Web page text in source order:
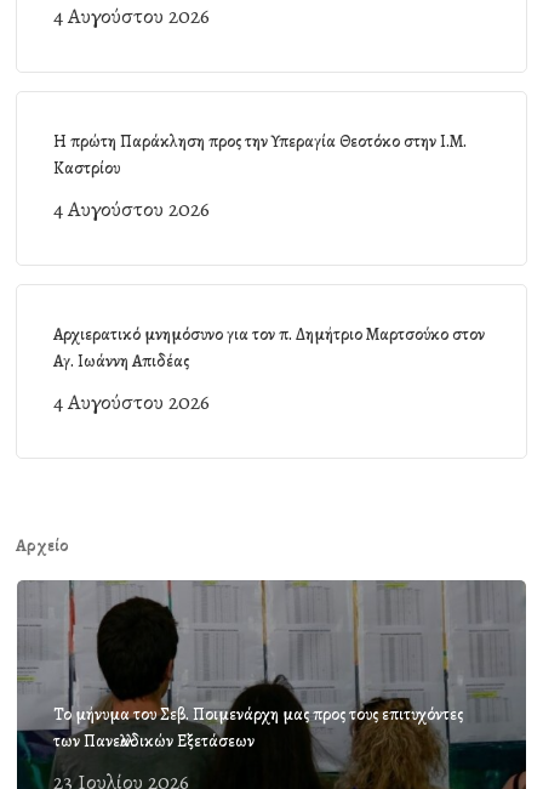
4 Αυγούστου 2026
Η πρώτη Παράκληση προς την Υπεραγία Θεοτόκο στην Ι.Μ.
Καστρίου
4 Αυγούστου 2026
Αρχιερατικό μνημόσυνο για τον π. Δημήτριο Μαρτσούκο στον
Αγ. Ιωάννη Απιδέας
4 Αυγούστου 2026
Αρχείο
Το μήνυμα του Σεβ. Ποιμενάρχη μας προς τους επιτυχόντες
των Πανελλαδικών Εξετάσεων
23 Ιουλίου 2026